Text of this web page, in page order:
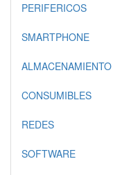
PERIFERICOS
SMARTPHONE
ALMACENAMIENTO
CONSUMIBLES
REDES
SOFTWARE